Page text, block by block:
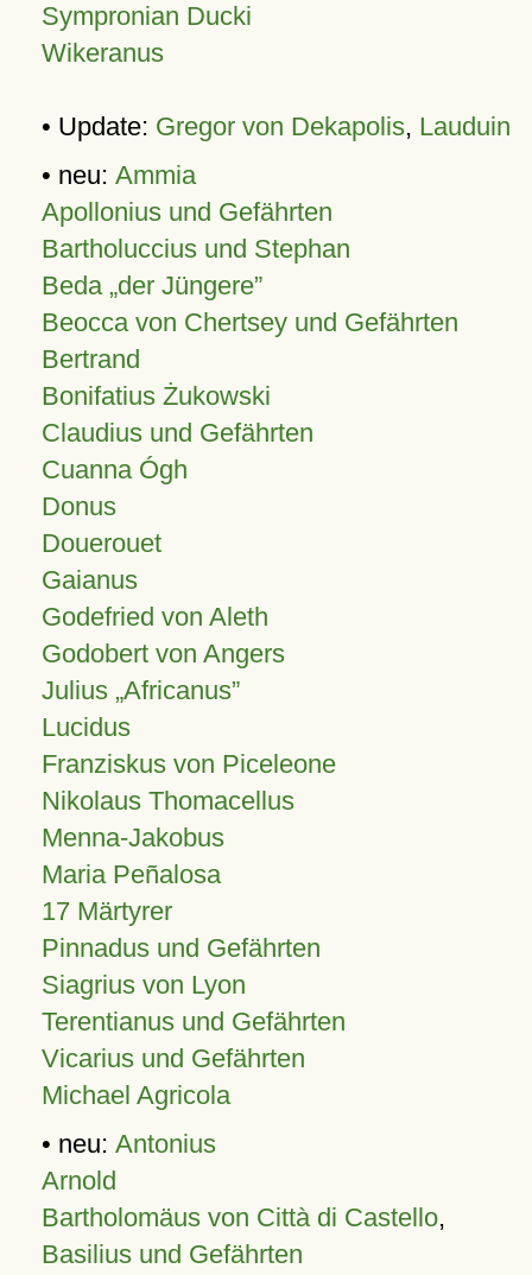
Sympronian Ducki
Wikeranus
• Update: Gregor von Dekapolis, Lauduin
• neu: Ammia
Apollonius und Gefährten
Bartholuccius und Stephan
Beda „der Jüngere”
Beocca von Chertsey und Gefährten
Bertrand
Bonifatius Żukowski
Claudius und Gefährten
Cuanna Ógh
Donus
Douerouet
Gaianus
Godefried von Aleth
Godobert von Angers
Julius Africanus
Lucidus
Franziskus von Piceleone
Nikolaus Thomacellus
Menna-Jakobus
Maria Peñalosa
17 Märtyrer
Pinnadus und Gefährten
Siagrius von Lyon
Terentianus und Gefährten
Vicarius und Gefährten
Michael Agricola
• neu: Antonius
Arnold
Bartholomäus von Città di Castello,
Basilius und Gefährten